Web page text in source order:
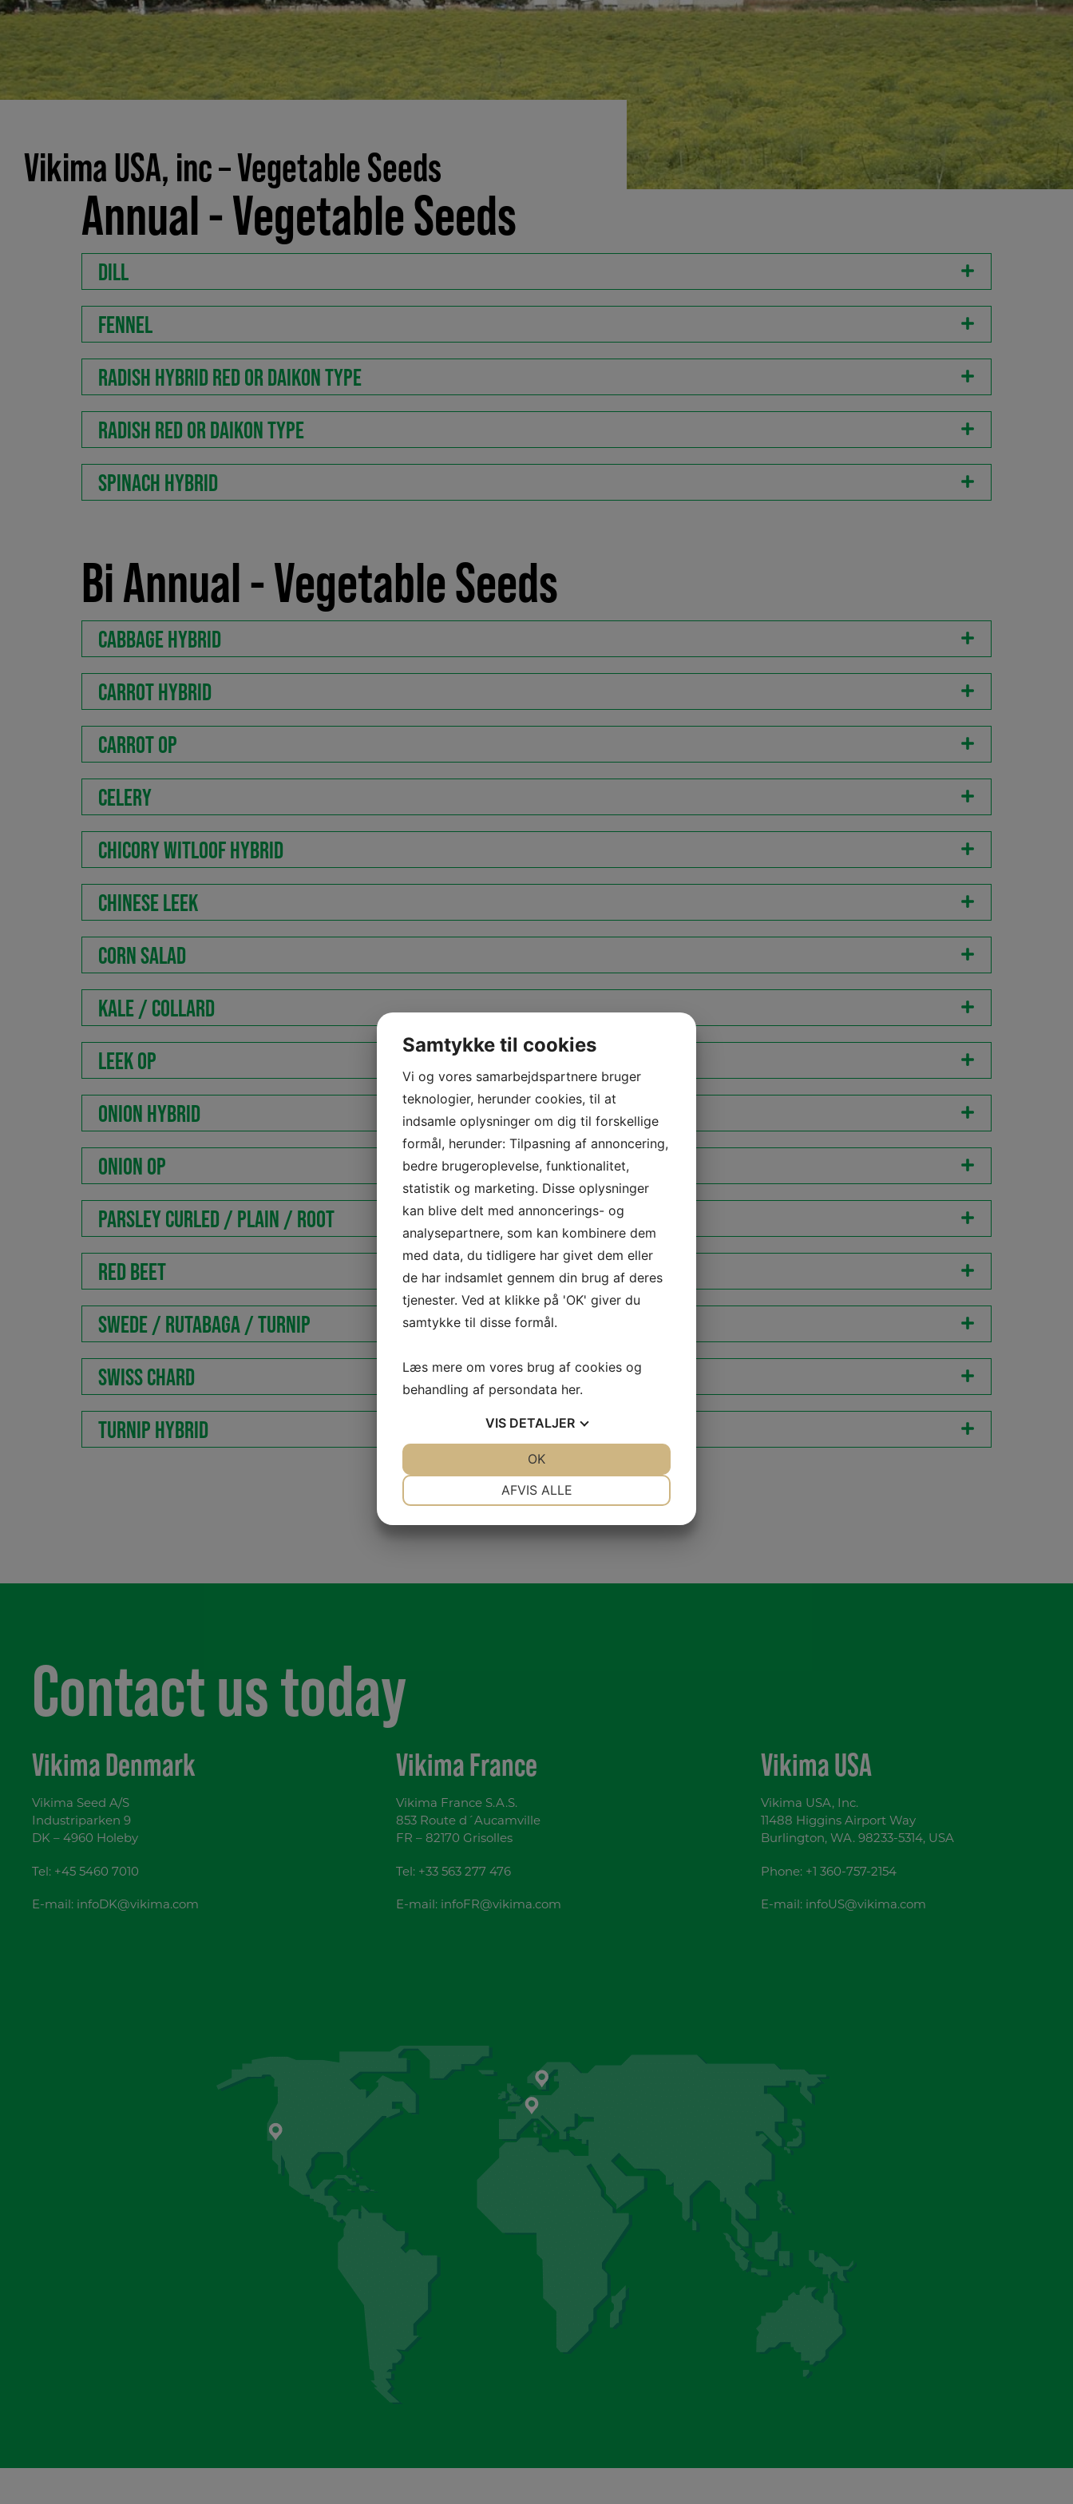
Vikima USA, inc – Vegetable Seeds
Annual - Vegetable Seeds
DILL
FENNEL
RADISH HYBRID RED OR DAIKON TYPE
RADISH RED OR DAIKON TYPE
SPINACH HYBRID
Bi Annual - Vegetable Seeds
CABBAGE HYBRID
CARROT HYBRID
CARROT OP
CELERY
CHICORY WITLOOF HYBRID
CHINESE LEEK
CORN SALAD
KALE / COLLARD
LEEK OP
ONION HYBRID
ONION OP
PARSLEY CURLED / PLAIN / ROOT
RED BEET
SWEDE / RUTABAGA / TURNIP
SWISS CHARD
TURNIP HYBRID
Contact us today
Vikima Denmark
Vikima Seed A/S
Industriparken 9
DK – 4960 Holeby
Tel: +45 5460 7010
E-mail: infoDK@vikima.com
Vikima France
Vikima France S.A.S.
853 Route d´Aucamville
FR – 82170 Grisolles
Tel: +33 563 277 476
E-mail: infoFR@vikima.com
Vikima USA
Vikima USA, Inc.
11488 Higgins Airport Way
Burlington, WA. 98233-5314, USA
Phone: +1 360-757-2154
E-mail: infoUS@vikima.com
Samtykke til cookies
Vi og vores samarbejdspartnere bruger
teknologier, herunder cookies, til at
indsamle oplysninger om dig til forskellige
formål, herunder: Tilpasning af annoncering,
bedre brugeroplevelse, funktionalitet,
statistik og marketing. Disse oplysninger
kan blive delt med annoncerings- og
analysepartnere, som kan kombinere dem
med data, du tidligere har givet dem eller
de har indsamlet gennem din brug af deres
tjenester. Ved at klikke på 'OK' giver du
samtykke til disse formål.
Læs mere om vores brug af cookies og
behandling af persondata her.
VIS DETALJER
AFVIS ALLE
OK